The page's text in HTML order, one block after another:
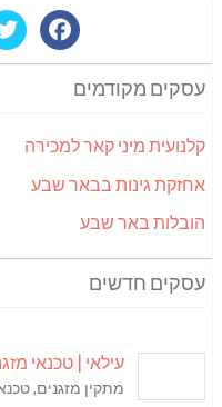
עסקים מקודמים
קלנועית מיני קאר למכירה
אחזקת גינות בבאר שבע
הובלות באר שבע
עסקים חדשים
עילאי | טכנאי
מתקין מזגנים,